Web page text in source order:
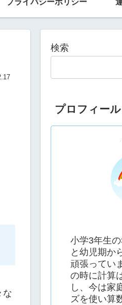
な
検索
プロフィール
小学3年生
と幼児期か
頑張ってい
の時に計算
し、今は家
ズを使い算